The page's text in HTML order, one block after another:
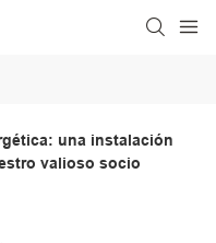
una instalación
valioso socio